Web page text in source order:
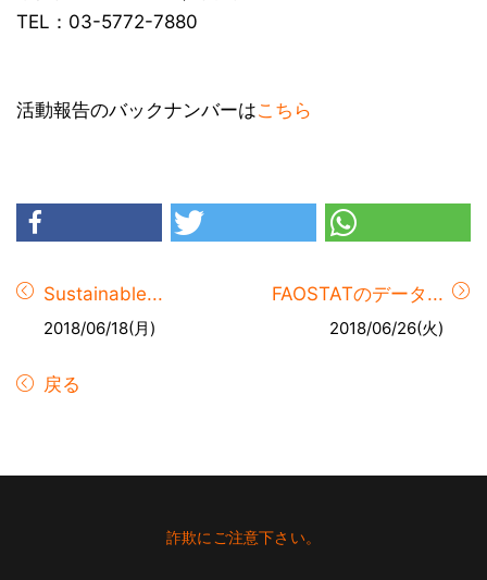
TEL：03-5772-7880
活動報告のバックナンバーはこちら
Sustainable...
2018/06/18(月)
FAOSTATのデータ...
2018/06/26(火)
戻る
詐欺にご注意下さい。